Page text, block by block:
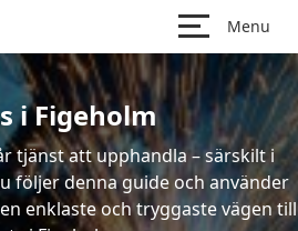
Menu
i Figeholm
tjänst att upphandla – särskilt i
följer denna guide och använder
enklaste och tryggaste vägen till